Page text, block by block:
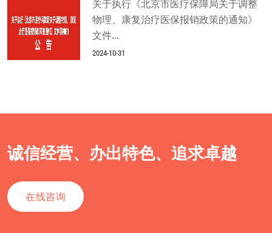
关于执行《北京市医疗保障局关于调整
物理、康复治疗医保报销政策的通知》
文件...
2024-10-31
诚信经营、办出特色、追求卓越
在线咨询